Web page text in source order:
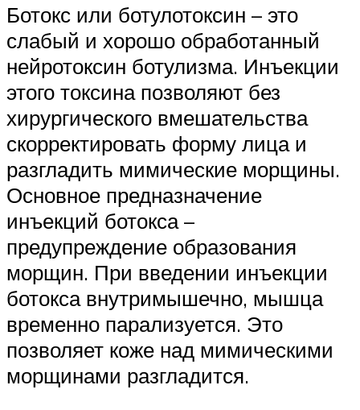
Ботокс или ботулотоксин – это
слабый и хорошо обработанный
нейротоксин ботулизма. Инъекции
этого токсина позволяют без
хирургического вмешательства
скорректировать форму лица и
разгладить мимические морщины.
Основное предназначение
инъекций ботокса –
предупреждение образования
морщин. При введении инъекции
ботокса внутримышечно, мышца
временно парализуется. Это
позволяет коже над мимическими
морщинами разгладится.